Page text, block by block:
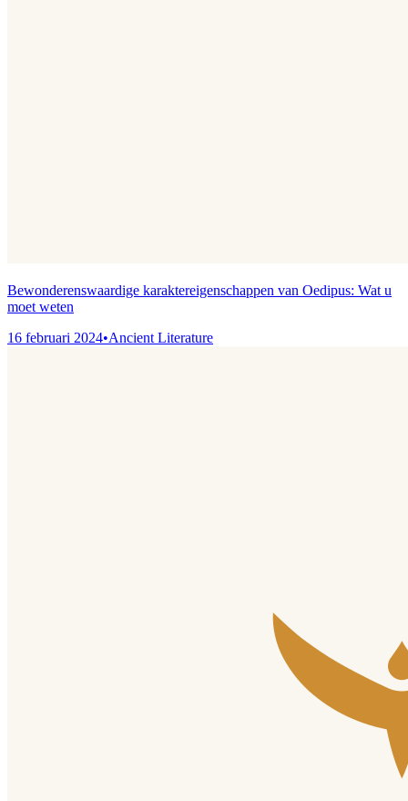
Bewonderenswaardige karaktereigenschappen van Oedipus: Wat u
moet weten
16 februari 2024•Ancient Literature